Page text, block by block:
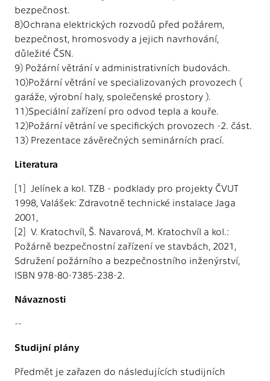
bezpečnost.
8)Ochrana elektrických rozvodů před požárem,
bezpečnost, hromosvody a jejich navrhování,
důležité ČSN.
9) Požární větrání v administrativních budovách.
10)Požární větrání ve specializovaných provozech (
garáže, výrobní haly, společenské prostory ).
11)Speciální zařízení pro odvod tepla a kouře.
12)Požární větrání ve specifických provozech -2. část.
13) Prezentace závěrečných seminárních prací.
Literatura
[1] Jelínek a kol. TZB - podklady pro projekty ČVUT
1998, Valášek: Zdravotně technické instalace Jaga
2001,
[2] V. Kratochvíl, Š. Navarová, M. Kratochvíl a kol.:
Požárně bezpečnostní zařízení ve stavbách, 2021,
Sdružení požárního a bezpečnostního inženýrství,
ISBN 978-80-7385-238-2.
Návaznosti
--
Studijní plány
Předmět je zařazen do následujících studijních